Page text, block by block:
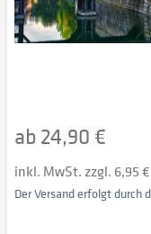
ab 24,90 €
inkl. MwSt. zzgl. 6,95
Der Versand erfolgt durch